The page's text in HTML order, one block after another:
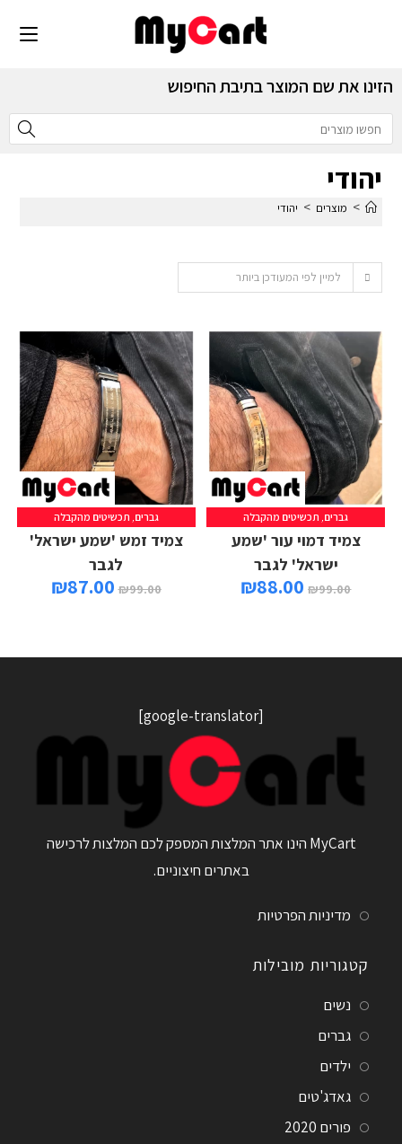
הזינו את שם המוצר בתיבת החיפוש
יהודי
> מוצרים > יהודי
למיין לפי המעודכן ביותר
הוספה לסל
גברים, תכשיטים מהקבלה
צמיד דמוי עור 'שמע
ישראל' לגבר
₪99.00
₪88.00
הוספה לסל
גברים, תכשיטים מהקבלה
צמיד זמש 'שמע ישראל'
לגבר
₪99.00
₪87.00
[google-translator]
MyCart הינו אתר המלצות המספק לכם המלצות לרכישה
באתרים חיצוניים.
מדיניות הפרטיות
קטגוריות מובילות
נשים
גברים
ילדים
גאדג'טים
פורים 2020